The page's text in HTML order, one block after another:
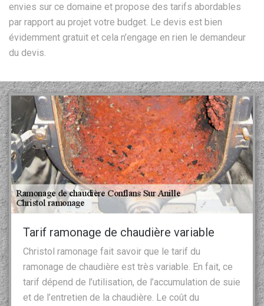
envies sur ce domaine et propose des tarifs abordables
par rapport au projet votre budget. Le devis est bien
évidemment gratuit et cela n’engage en rien le demandeur
du devis.
Tarif ramonage de chaudière variable
Christol ramonage fait savoir que le tarif du
ramonage de chaudière est très variable. En fait, ce
tarif dépend de l’utilisation, de l’accumulation de suie
et de l’entretien de la chaudière. Le coût du